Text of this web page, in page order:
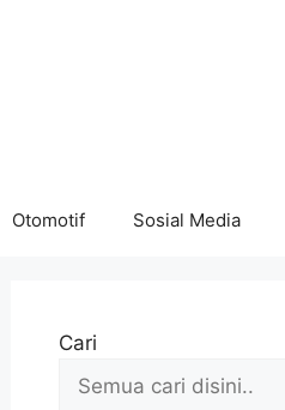
Otomotif Sosial Media
Cari